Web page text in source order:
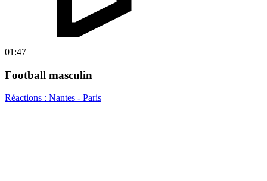
01:47
Football masculin
Réactions : Nantes - Paris